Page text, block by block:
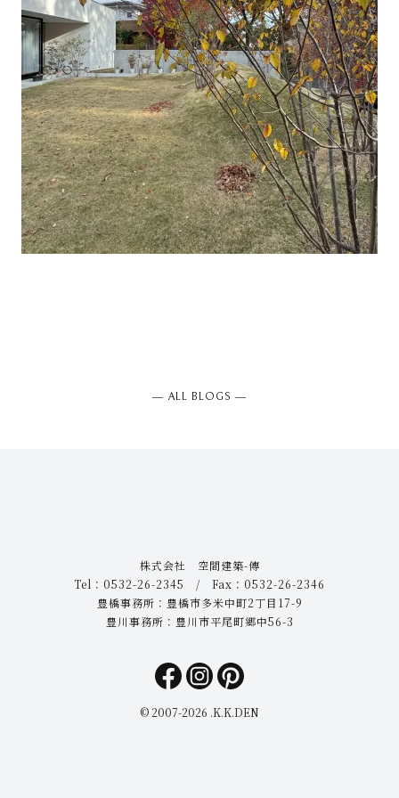
― ALL BLOGS ―
株式会社 空間建築-傳
Tel：0532-26-2345 / Fax：0532-26-2346
豊橋事務所：豊橋市多米中町2丁目17-9
豊川事務所：豊川市平尾町郷中56-3
© 2007-2026 .K.K.DEN